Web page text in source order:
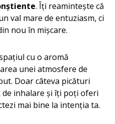
. Îți reamintește că
val mare de entuziasm, ci
nou în mișcare.
cu o aromă
unei atmosfere de
Doar câteva picături
inhalare și îți poți oferi
mai bine la intenția ta.